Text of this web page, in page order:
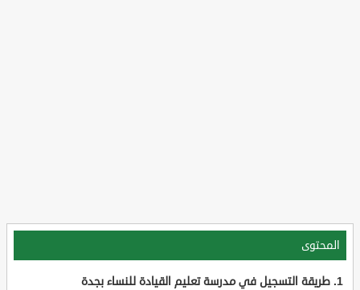
المحتوى
طريقة التسجيل في مدرسة تعليم القيادة للنساء بجدة